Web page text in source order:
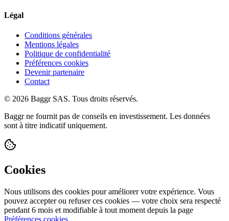
Légal
Conditions générales
Mentions légales
Politique de confidentialité
Préférences cookies
Devenir partenaire
Contact
© 2026 Baggr SAS. Tous droits réservés.
Baggr ne fournit pas de conseils en investissement. Les données
sont à titre indicatif uniquement.
Cookies
Nous utilisons des cookies pour améliorer votre expérience. Vous
pouvez accepter ou refuser ces cookies — votre choix sera respecté
pendant 6 mois et modifiable à tout moment depuis la page
Préférences cookies